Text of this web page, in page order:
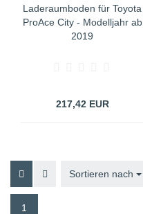
Laderaumboden für Toyota
ProAce City - Modelljahr ab
2019
217,42 EUR
Sortieren nach
Sortieren nach
1